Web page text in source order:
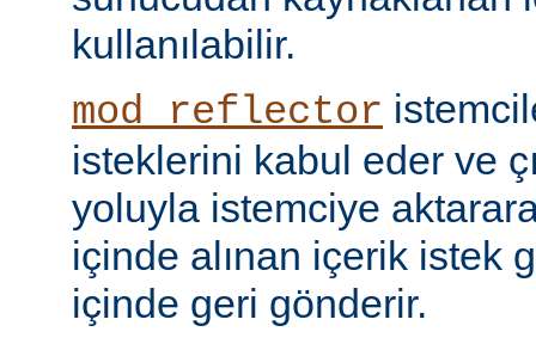
kullanılabilir.
mod_reflector
isteklerini kabul eder ve
yoluyla istemciye
içinde alınan içerik istek
içinde geri gönderir.